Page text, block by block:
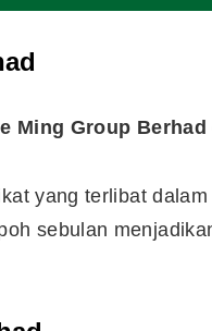
Ming Group Berhad
yang terlibat
sebulan
Pelaburan